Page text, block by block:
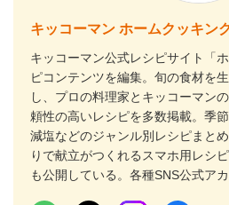
キッコーマン ホームクッキン
キッコーマン公式レシピサイト「
ピコンテンツを編集。旬の食材を
し、プロの料理家とキッコーマン
頼性の高いレシピを多数掲載。季
減塩などのジャンル別レシピまと
りで献立がつくれるスマホ用レシ
も公開している。各種SNS公式ア